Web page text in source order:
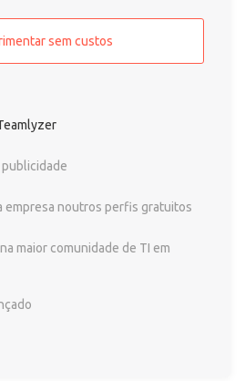
sem custos
empresa noutros perfis gratuitos
maior comunidade de TI em